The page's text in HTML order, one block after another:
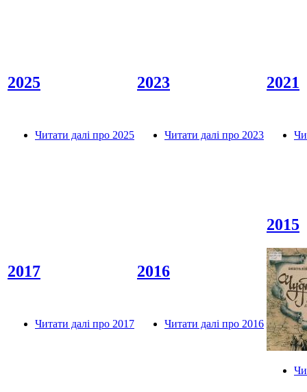
2025
Читати далі про 2025
2023
Читати далі про 2023
2021
2017
Читати далі про 2017
2016
Читати далі про 2016
2015